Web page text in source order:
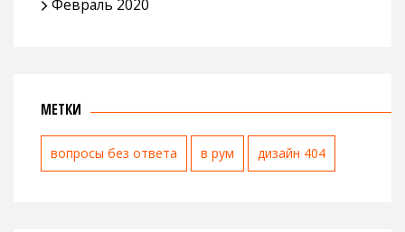
Февраль 2020
МЕТКИ
вопросы без ответа в рум дизайн 404